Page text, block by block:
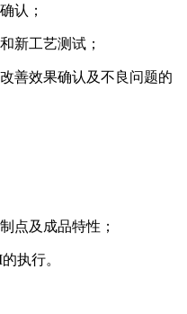
认；
新工艺测试；
善效果确认及不良问题的
点及成品特性；
执行。